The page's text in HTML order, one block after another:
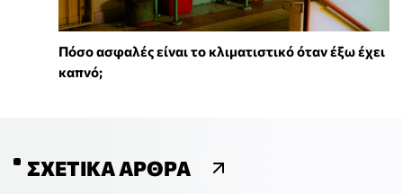
Πόσο ασφαλές είναι το κλιματιστικό όταν έξω έχει
καπνό;
ΣΧΕΤΙΚΆ ΆΡΘΡΑ